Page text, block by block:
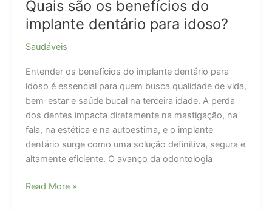
Quais são os benefícios do
implante dentário para idoso?
Saudáveis
Entender os benefícios do implante dentário para
idoso é essencial para quem busca qualidade de vida,
bem-estar e saúde bucal na terceira idade. A perda
dos dentes impacta diretamente na mastigação, na
fala, na estética e na autoestima, e o implante
dentário surge como uma solução definitiva, segura e
altamente eficiente. O avanço da odontologia
Quais
Read More »